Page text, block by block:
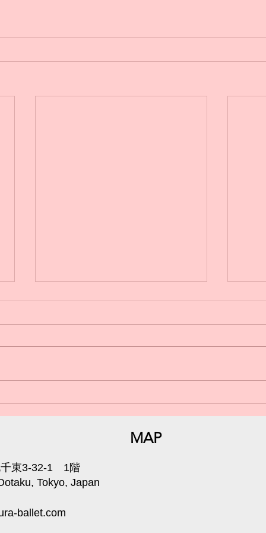
付中💁‍♀️
千束3-32-1 1階
Tokyo, Japan
ballet.com
MAP